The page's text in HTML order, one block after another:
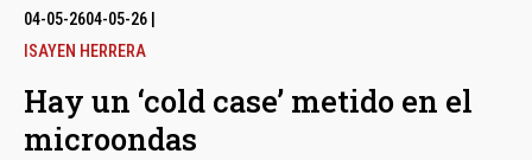
04-05-2604-05-26
ISAYEN HERRERA
Hay un ‘cold case’ metido en el
microondas